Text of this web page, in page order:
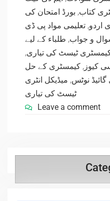
کتاب, بورڈ امتحان کی
اردو, تعلیمی مواد پی ڈی
و جواب, طلباء کے لیے
ٹیسٹ کی تیاری,
کیوز , کیمسٹری کے حل
نوٹس, میڈیکل انٹری
ٹیسٹ کی تیاری
Leave a comment